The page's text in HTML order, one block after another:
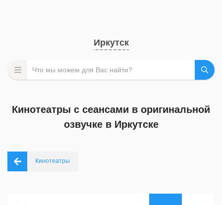
Иркутск
Кинотеатры с сеансами в оригинальной
озвучке в Иркутске
Кинотеатры